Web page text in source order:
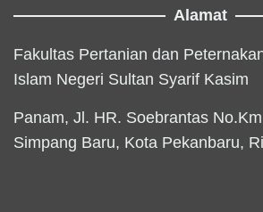
Alamat
Fakultas Pertanian dan
Islam Negeri Sultan Syarif Kasim
Panam, Jl. HR. Soebrantas
Simpang Baru, Kota Pekanbaru,